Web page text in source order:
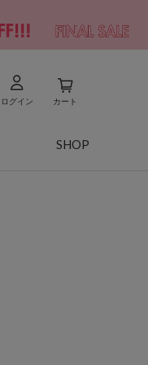
ログイン カート
SHOP